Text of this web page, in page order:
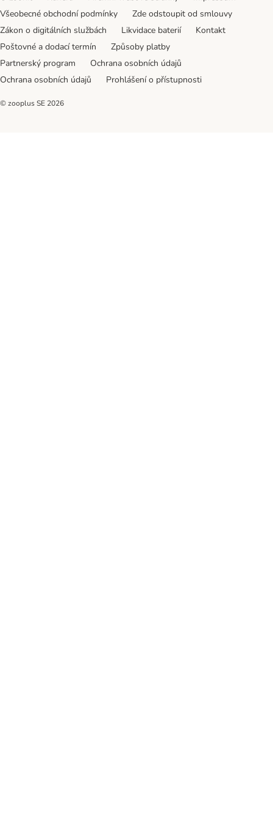
Všeobecné obchodní podmínky
Zde odstoupit od smlouvy
Zákon o digitálních službách
Likvidace baterií
Kontakt
Poštovné a dodací termín
Způsoby platby
Partnerský program
Ochrana osobních údajů
Ochrana osobních údajů
Prohlášení o přístupnosti
© zooplus SE 2026